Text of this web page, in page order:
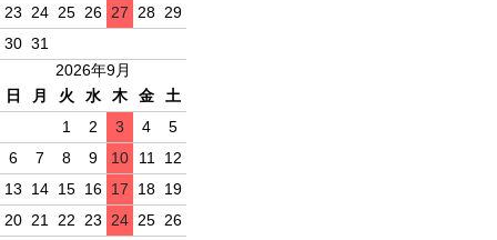
23
24 25 26 27 28 29
30 31
2026年9月
日
月 火 水 木 金
土
1
2 3 4
5
6
7 8 9 10 11
12
13
14 15 16 17 18 19
20 21 22 23 24 25 26